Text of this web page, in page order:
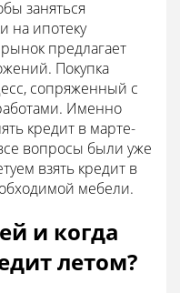
заняться
на ипотеку
предлагает
Покупка
сопряженный с
Именно
кредит в марте-
вопросы были уже
взять кредит в
мебели.
и когда
летом?